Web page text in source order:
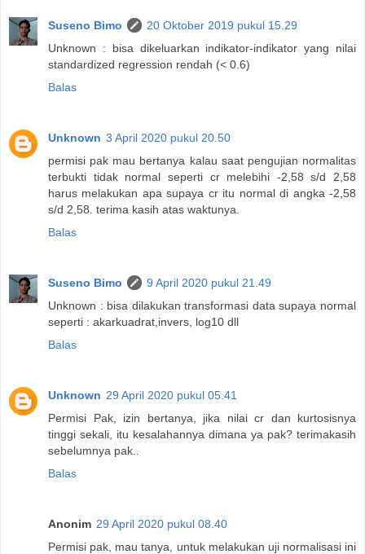
Suseno Bimo
20 Oktober 2019 pukul 15.29
Unknown : bisa dikeluarkan indikator-indikator yang nilai
standardized regression rendah (< 0.6)
Balas
Unknown 3 April 2020 pukul 20.50
permisi pak mau bertanya kalau saat pengujian normalitas
terbukti tidak normal seperti cr melebihi -2,58 s/d 2,58
harus melakukan apa supaya cr itu normal di angka -2,58
s/d 2,58. terima kasih atas waktunya.
Balas
Suseno Bimo
9 April 2020 pukul 21.49
Unknown : bisa dilakukan transformasi data supaya normal
seperti : akarkuadrat,invers, log10 dll
Balas
Unknown 29 April 2020 pukul 05.41
Permisi Pak, izin bertanya, jika nilai cr dan kurtosisnya
tinggi sekali, itu kesalahannya dimana ya pak? terimakasih
sebelumnya pak..
Balas
Anonim 29 April 2020 pukul 08.40
Permisi pak, mau tanya, untuk melakukan uji normalisasi ini